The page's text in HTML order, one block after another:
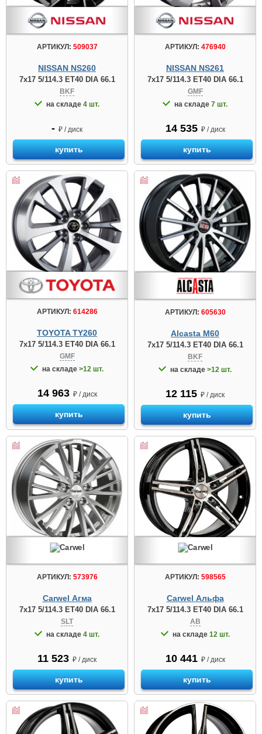
АРТИКУЛ: 509037
NISSAN NS260
7x17 5/114.3 ET40 DIA 66.1
BKF
на складе 4 шт.
- ₽ / диск
купить
АРТИКУЛ: 476940
NISSAN NS261
7x17 5/114.3 ET40 DIA 66.1
GMF
на складе 7 шт.
14 535 ₽ / диск
купить
АРТИКУЛ: 614286
TOYOTA TY260
7x17 5/114.3 ET40 DIA 66.1
GMF
на складе >12 шт.
14 963 ₽ / диск
купить
АРТИКУЛ: 605630
Alcasta M60
7x17 5/114.3 ET40 DIA 66.1
BKF
на складе >12 шт.
12 115 ₽ / диск
купить
АРТИКУЛ: 573976
Carwel Агма
7x17 5/114.3 ET40 DIA 66.1
SLT
на складе 4 шт.
11 523 ₽ / диск
купить
АРТИКУЛ: 598565
Carwel Альфа
7x17 5/114.3 ET40 DIA 66.1
AB
на складе 12 шт.
10 441 ₽ / диск
купить